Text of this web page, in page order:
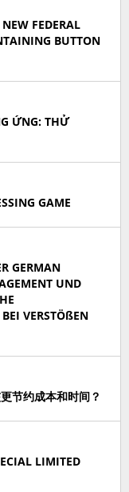
FEDERAL
BUTTON
ỨNG: THỬ
GAME
GERMAN
UND
VERSTÖßEN
节约成本和时间？
LIMITED